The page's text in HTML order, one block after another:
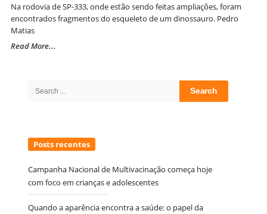
Na rodovia de SP-333, onde estão sendo feitas ampliações, foram
encontrados fragmentos do esqueleto de um dinossauro. Pedro
Matias
Read More...
Posts recentes
Campanha Nacional de Multivacinação começa hoje
com foco em crianças e adolescentes
Quando a aparência encontra a saúde: o papel da